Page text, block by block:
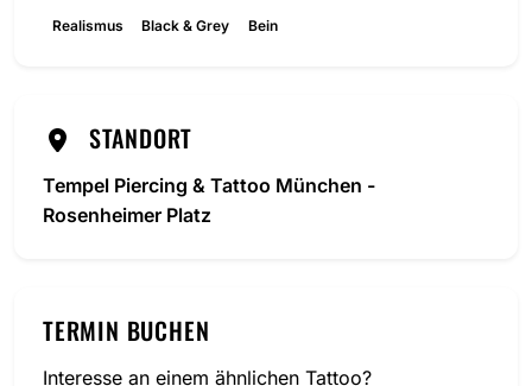
Realismus Black & Grey Bein
STANDORT
Tempel Piercing & Tattoo München -
Rosenheimer Platz
TERMIN BUCHEN
Interesse an einem ähnlichen Tattoo?